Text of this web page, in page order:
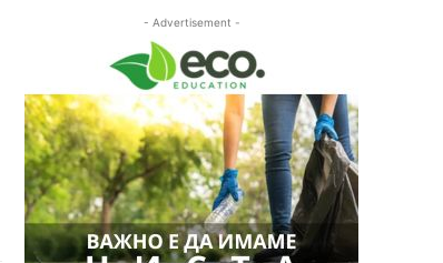
- Advertisement -